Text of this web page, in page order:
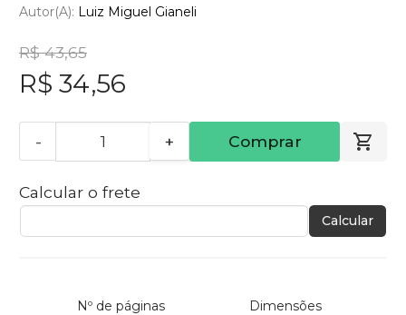
Autor(a): Luiz Miguel Gianeli
R$ 43,65
R$ 34,56
- + Comprar
Calcular o frete
Calcular
Nº de páginas Dimensões